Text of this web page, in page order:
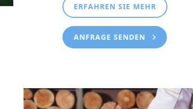
ERFAHREN SIE MEHR
ANFRAGE SENDEN